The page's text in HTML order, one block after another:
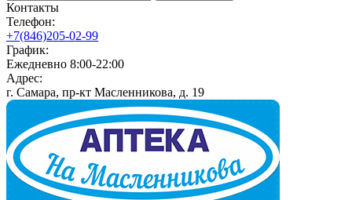
Контакты
Телефон:
+7(846)205-02-99
График:
Ежедневно 8:00-22:00
Адрес:
г. Самара, пр-кт Масленникова, д. 19